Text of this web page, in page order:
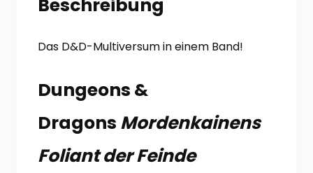
Beschreibung
Das D&D-Multiversum in einem Band!
Dungeons &
Dragons Mordenkainens
Foliant der Feinde